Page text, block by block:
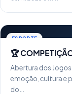
ESPORTE
🏆
Abertura dos
emoção, cultura e
do…